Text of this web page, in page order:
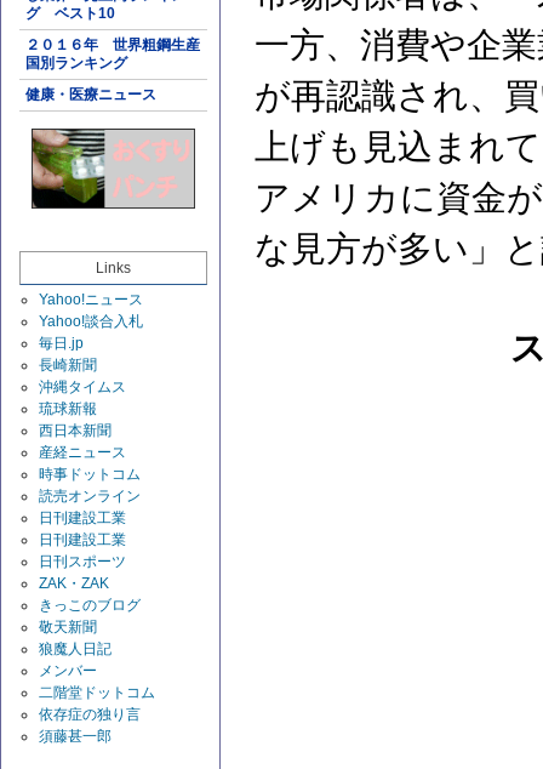
グ ベスト10
２０１６年 世界粗鋼生産
国別ランキング
健康・医療ニュース
Links
Yahoo!ニュース
Yahoo!談合入札
毎日.jp
長崎新聞
沖縄タイムス
琉球新報
西日本新聞
産経ニュース
時事ドットコム
読売オンライン
日刊建設工業
日刊建設工業
日刊スポーツ
ZAK・ZAK
きっこのブログ
敬天新聞
狼魔人日記
メンバー
二階堂ドットコム
依存症の独り言
須藤甚一郎
一方、消費や企
が再認識され、
上げも見込まれ
アメリカに資金
な見方が多い」